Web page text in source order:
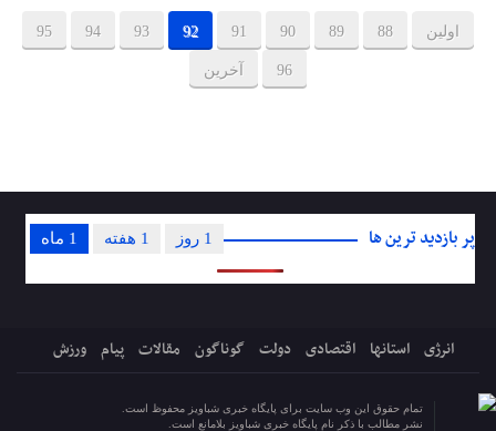
اولین 88
89
90
91
92
93
94
95
96 آخرین
پر بازدید ترین ها 1 ماه 1 هفته 1 روز
انرژی استانها اقتصادی دولت گوناگون مقالات پیام ورزش
تمام حقوق این وب سایت برای پایگاه خبری شباویز محفوظ است.
نشر مطالب با ذکر نام پایگاه خبری شباویز بلامانع است.